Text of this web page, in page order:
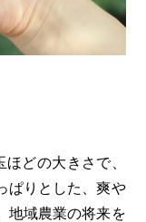
どの大きさで、
ぱりとした、爽や
地域農業の将来を